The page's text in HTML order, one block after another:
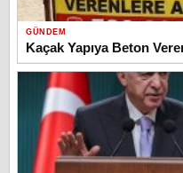
GÜNDEM
Kaçak Yapıya Beton